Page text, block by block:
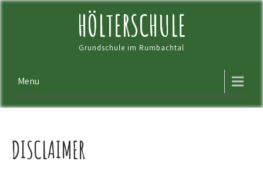
Skip
HÖLTERSCHULE
Grundschule im Rumbachtal
Menu
DISCLAIMER